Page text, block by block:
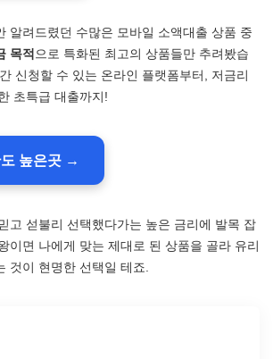
알려드렸던 수많은 모바일 소액대출 상품 중
목적 으로 특화된 최고의 상품들만 추려봤습
신청할 수 있는 온라인 플랫폼부터, 저금리
초특급 대출까지!
높은곳 →
고 섣불리 선택했다가는 높은 금리에 발목 잡
이면 나에게 맞는 제대로 된 상품을 골라 유리
것이 현명한 선택일 테죠.